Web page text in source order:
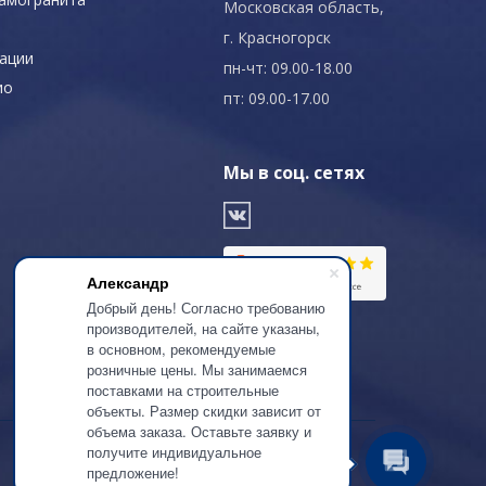
Александр
Добрый день! Согласно требованию
производителей, на сайте указаны,
в основном, рекомендуемые
розничные цены. Мы занимаемся
поставками на строительные
объекты. Размер скидки зависит от
объема заказа. Оставьте заявку и
получите индивидуальное
предложение!
Московская область,
г. Красногорск
пн-чт: 09.00-18.00
пт: 09.00-17.00
Мы в соц. сетях